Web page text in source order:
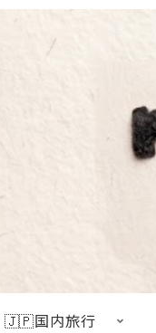
🇯🇵国内旅行